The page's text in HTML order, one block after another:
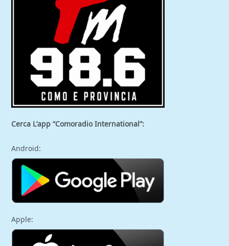
Cerca L’app “Comoradio International”:
Android:
Apple: